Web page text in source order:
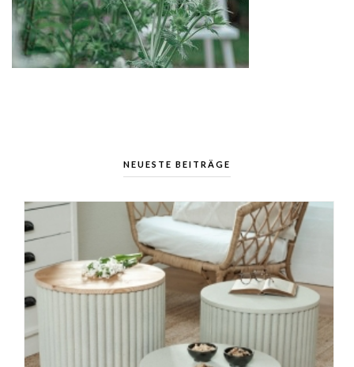
NEUESTE BEITRÄGE